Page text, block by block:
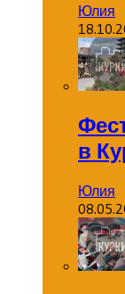
Юлия
в
Юлия